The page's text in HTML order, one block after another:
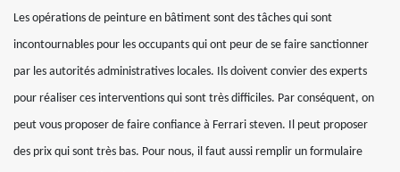
Les opérations de peinture en bâtiment sont des tâches qui sont
incontournables pour les occupants qui ont peur de se faire sanctionner
par les autorités administratives locales. Ils doivent convier des experts
pour réaliser ces interventions qui sont très difficiles. Par conséquent, on
peut vous proposer de faire confiance à Ferrari steven. Il peut proposer
des prix qui sont très bas. Pour nous, il faut aussi remplir un formulaire